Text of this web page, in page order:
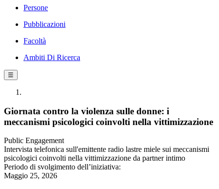
Persone
Pubblicazioni
Facoltà
Ambiti Di Ricerca
☰
Giornata contro la violenza sulle donne: i
meccanismi psicologici coinvolti nella vittimizzazione
Public Engagement
Intervista telefonica sull'emittente radio lastre miele sui meccanismi
psicologici coinvolti nella vittimizzazione da partner intimo
Periodo di svolgimento dell’iniziativa:
Maggio 25, 2026